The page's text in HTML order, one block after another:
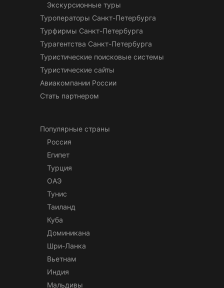
Экскурсионные туры
Туроператоры Санкт-Петербурга
Турфирмы Санкт-Петербурга
Турагентства Санкт-Петербурга
Туристические поисковые системы
Туристические сайты
Авиакомпании России
Стать партнером
Популярные страны
Россия
Египет
Турция
ОАЭ
Тунис
Таиланд
Куба
Доминикана
Шри-Ланка
Вьетнам
Индия
Мальдивы